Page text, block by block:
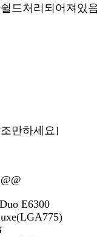
드처리되어져있
만하세요]
E6300